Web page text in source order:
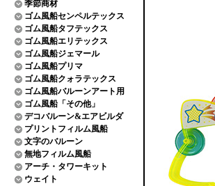
季節商材
ゴム風船センペルテックス
ゴム風船タフテックス
ゴム風船エリテックス
ゴム風船ジェマール
ゴム風船プリマ
ゴム風船クォラテックス
ゴム風船バルーンアート用
ゴム風船「その他」
デコバルーン&エアビルダ
プリントフィルム風船
文字のバルーン
無地フィルム風船
アーチ・タワーキット
ウェイト